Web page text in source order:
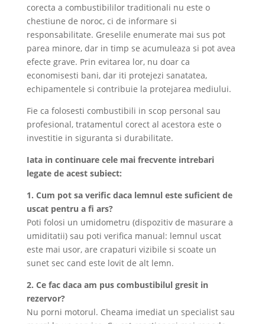
corecta a combustibililor traditionali nu este o
chestiune de noroc, ci de informare si
responsabilitate. Greselile enumerate mai sus pot
parea minore, dar in timp se acumuleaza si pot avea
efecte grave. Prin evitarea lor, nu doar ca
economisesti bani, dar iti protejezi sanatatea,
echipamentele si contribuie la protejarea mediului.
Fie ca folosesti combustibili in scop personal sau
profesional, tratamentul corect al acestora este o
investitie in siguranta si durabilitate.
Iata in continuare cele mai frecvente intrebari
legate de acest subiect:
1. Cum pot sa verific daca lemnul este suficient de
uscat pentru a fi ars?
Poti folosi un umidometru (dispozitiv de masurare a
umiditatii) sau poti verifica manual: lemnul uscat
este mai usor, are crapaturi vizibile si scoate un
sunet sec cand este lovit de alt lemn.
2. Ce fac daca am pus combustibilul gresit in
rezervor?
Nu porni motorul. Cheama imediat un specialist sau